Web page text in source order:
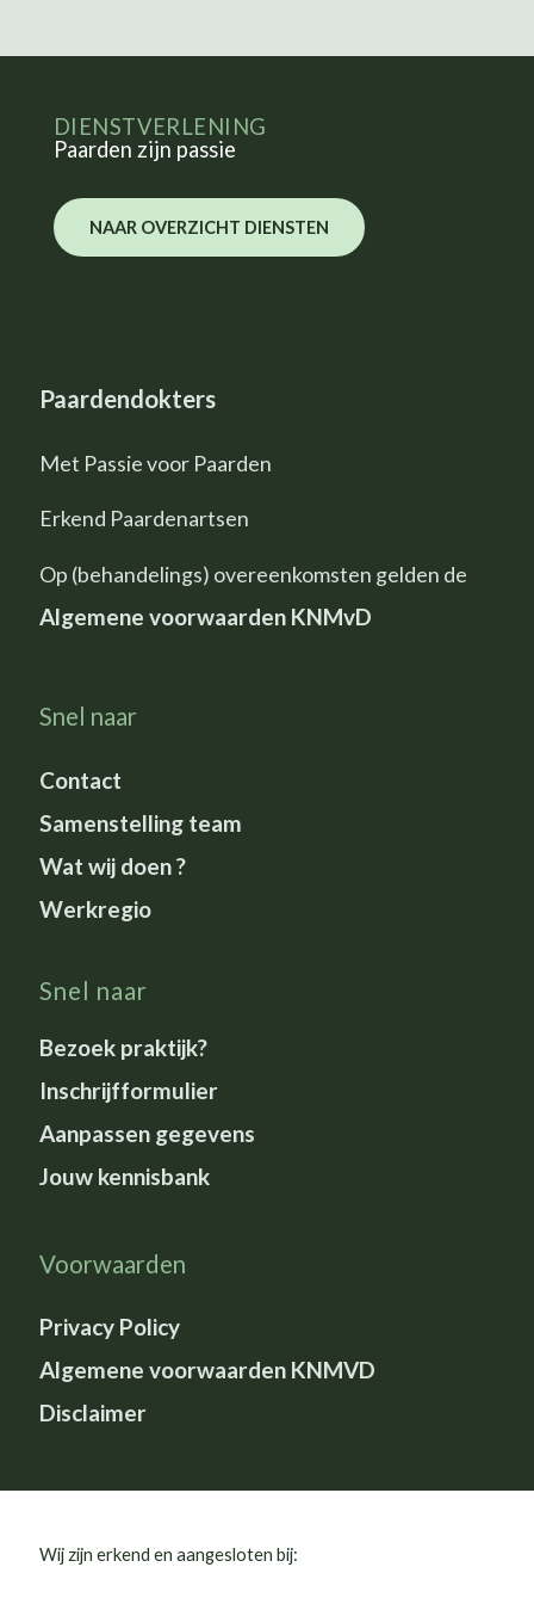
DIENSTVERLENING
Paarden zijn passie
NAAR OVERZICHT DIENSTEN
Paardendokters
Met Passie voor Paarden
Erkend Paardenartsen
Op (behandelings) overeenkomsten gelden de
Algemene voorwaarden KNMvD
Snel naar
Contact
Samenstelling team
Wat wij doen ?
Werkregio
Snel naar
Bezoek praktijk?
Inschrijfformulier
Aanpassen gegevens
Jouw kennisbank
Voorwaarden
Privacy Policy
Algemene voorwaarden KNMVD
Disclaimer
Wij zijn erkend en aangesloten bij: